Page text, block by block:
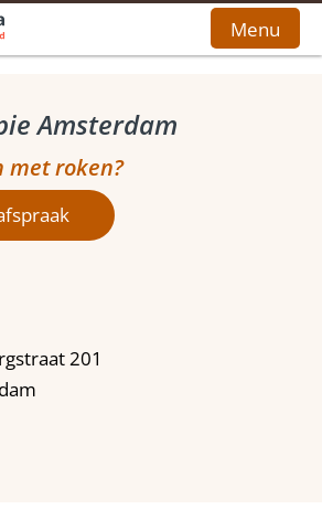
Menu
Amsterdam
met roken?
201